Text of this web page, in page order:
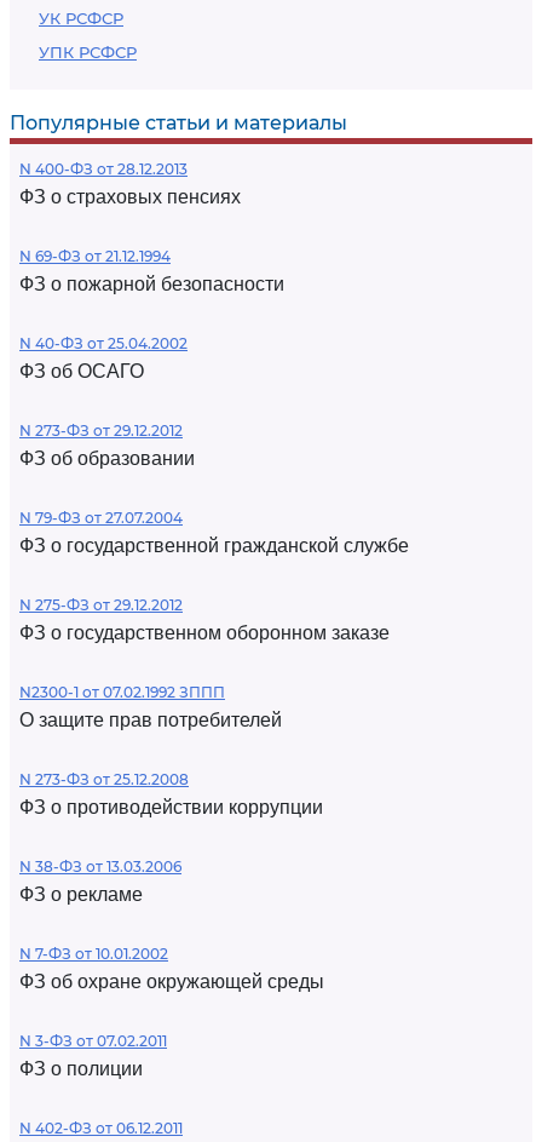
УК РСФСР
УПК РСФСР
Популярные статьи и материалы
N 400-ФЗ от 28.12.2013
ФЗ о страховых пенсиях
N 69-ФЗ от 21.12.1994
ФЗ о пожарной безопасности
N 40-ФЗ от 25.04.2002
ФЗ об ОСАГО
N 273-ФЗ от 29.12.2012
ФЗ об образовании
N 79-ФЗ от 27.07.2004
ФЗ о государственной гражданской службе
N 275-ФЗ от 29.12.2012
ФЗ о государственном оборонном заказе
N2300-1 от 07.02.1992 ЗППП
О защите прав потребителей
N 273-ФЗ от 25.12.2008
ФЗ о противодействии коррупции
N 38-ФЗ от 13.03.2006
ФЗ о рекламе
N 7-ФЗ от 10.01.2002
ФЗ об охране окружающей среды
N 3-ФЗ от 07.02.2011
ФЗ о полиции
N 402-ФЗ от 06.12.2011